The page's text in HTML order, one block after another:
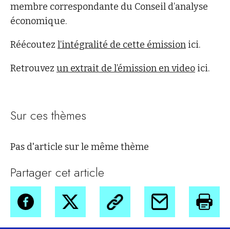
membre correspondante du Conseil d’analyse
économique.
Réécoutez l’intégralité de cette émission ici.
Retrouvez un extrait de l’émission en video ici.
Sur ces thèmes
Pas d'article sur le même thème
Partager cet article